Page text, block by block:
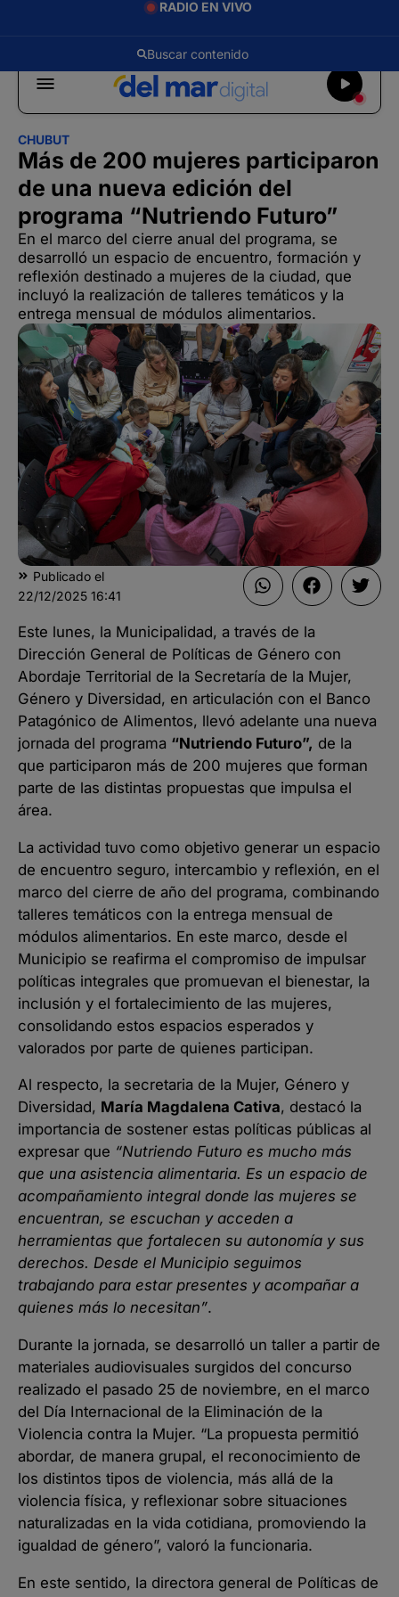
RADIO EN VIVO
CHUBUT
Más de 200 mujeres participaron
de una nueva edición del
programa “Nutriendo Futuro”
En el marco del cierre anual del programa, se
desarrolló un espacio de encuentro, formación y
reflexión destinado a mujeres de la ciudad, que
incluyó la realización de talleres temáticos y la
entrega mensual de módulos alimentarios.
Publicado el
22/12/2025 16:41
Este lunes, la Municipalidad, a través de la
Dirección General de Políticas de Género con
Abordaje Territorial de la Secretaría de la Mujer,
Género y Diversidad, en articulación con el Banco
Patagónico de Alimentos, llevó adelante una nueva
jornada del programa “Nutriendo Futuro”, de la
que participaron más de 200 mujeres que forman
parte de las distintas propuestas que impulsa el
área.
La actividad tuvo como objetivo generar un espacio
de encuentro seguro, intercambio y reflexión, en el
marco del cierre de año del programa, combinando
talleres temáticos con la entrega mensual de
módulos alimentarios. En este marco, desde el
Municipio se reafirma el compromiso de impulsar
políticas integrales que promuevan el bienestar, la
inclusión y el fortalecimiento de las mujeres,
consolidando estos espacios esperados y
valorados por parte de quienes participan.
Al respecto, la secretaria de la Mujer, Género y
Diversidad, María Magdalena Cativa, destacó la
importancia de sostener estas políticas públicas al
expresar que “Nutriendo Futuro es mucho más
que una asistencia alimentaria. Es un espacio de
acompañamiento integral donde las mujeres se
encuentran, se escuchan y acceden a
herramientas que fortalecen su autonomía y sus
derechos. Desde el Municipio seguimos
trabajando para estar presentes y acompañar a
quienes más lo necesitan”.
Durante la jornada, se desarrolló un taller a partir de
materiales audiovisuales surgidos del concurso
realizado el pasado 25 de noviembre, en el marco
del Día Internacional de la Eliminación de la
Violencia contra la Mujer. “La propuesta permitió
abordar, de manera grupal, el reconocimiento de
los distintos tipos de violencia, más allá de la
violencia física, y reflexionar sobre situaciones
naturalizadas en la vida cotidiana, promoviendo la
igualdad de género”, valoró la funcionaria.
En este sentido, la directora general de Políticas de